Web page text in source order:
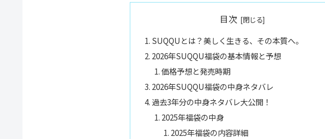
目次
SUQQUとは？美しく生きる、その本質へ。
2026年SUQQU福袋の基本情報と予想
価格予想と発売時期
2026年SUQQU福袋の中身ネタバレ
過去3年分の中身ネタバレ大公開！
2025年福袋の中身
2025年福袋の内容詳細